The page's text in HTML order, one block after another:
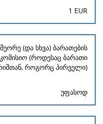
1 EUR
მეორე (და სხვა) ბარათების
(როდესაც ბარათი
როგორც პირველი)
უფასოდ